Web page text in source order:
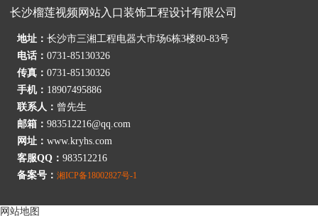
长沙榴莲视频网站入口装饰工程设计有限公司
地址： 长沙市三湘工程电器大市场6栋3楼80-83号
电话： 0731-85130326
传真： 0731-85130326
手机： 18907495886
联系人： 曾先生
邮箱： 983512216@qq.com
网址： www.kryhs.com
客服QQ： 983512216
备案号： 湘ICP备18002827号-1
网站地图